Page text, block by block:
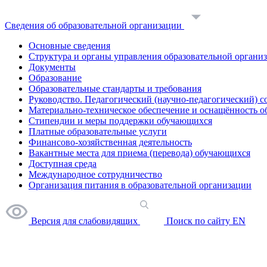
Сведения об образовательной организации
Основные сведения
Структура и органы управления образовательной
Документы
Образование
Образовательные стандарты и требования
Руководство. Педагогический (научно-педагогический)
Материально-техническое обеспечение и оснащённость
Стипендии и меры поддержки обучающихся
Платные образовательные услуги
Финансово-хозяйственная деятельность
Вакантные места для приема (перевода) обучающихся
Доступная среда
Международное сотрудничество
Организация питания в образовательной организации
Версия для слабовидящих Поиск по сайту EN